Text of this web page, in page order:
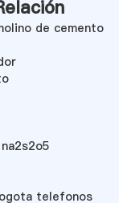
de cemento
telefonos